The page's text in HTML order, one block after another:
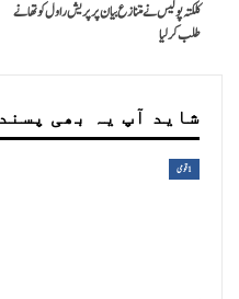
کلکتہ پولیس نے متنازع بیان پر پریش راول کو تھانے
طلب کرلیا
شاید آپ یہ بھی
1 قومی